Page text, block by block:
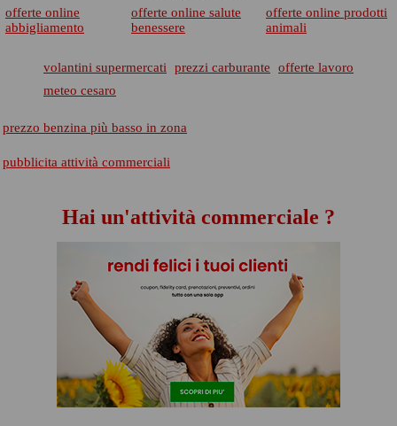
offerte online
abbigliamento
offerte online salute
benessere
offerte online prodotti
animali
volantini supermercati prezzi carburante
offerte lavoro
meteo cesaro
prezzo benzina più basso in zona
pubblicita attività commerciali
Hai un'attività commerciale ?